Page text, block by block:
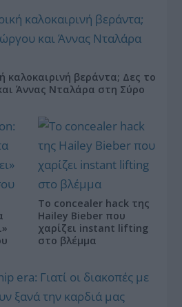
καλοκαιρινή βεράντα; Δες το
Άννας Νταλάρα στη Σύρο
Το concealer hack της
Hailey Bieber που
χαρίζει instant lifting
στο βλέμμα